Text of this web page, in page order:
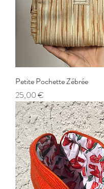
Petite Pochette Zébrée
Prix
25,00 €